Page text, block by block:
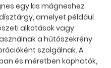
egy kis mágneshez
amelyet például
alkotások vagy
a hűtőszekrény
szolgálnak. A
és méretben kaphatók,